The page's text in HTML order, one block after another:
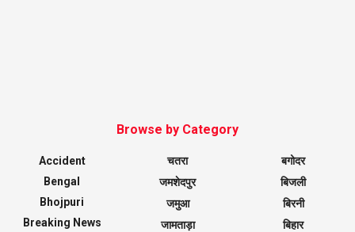
Browse by Category
Accident
Bengal
Bhojpuri
Breaking News
चतरा
जमशेदपुर
जमुआ
जामताड़ा
बगोदर
बिजली
बिरनी
बिहार